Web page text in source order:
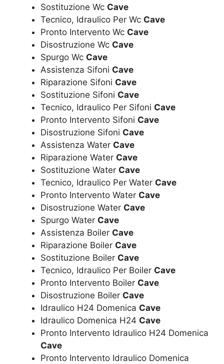
Sostituzione Wc Cave
Tecnico, Idraulico Per Wc Cave
Pronto Intervento Wc Cave
Disostruzione Wc Cave
Spurgo Wc Cave
Assistenza Sifoni Cave
Riparazione Sifoni Cave
Sostituzione Sifoni Cave
Tecnico, Idraulico Per Sifoni Cave
Pronto Intervento Sifoni Cave
Disostruzione Sifoni Cave
Assistenza Water Cave
Riparazione Water Cave
Sostituzione Water Cave
Tecnico, Idraulico Per Water Cave
Pronto Intervento Water Cave
Disostruzione Water Cave
Spurgo Water Cave
Assistenza Boiler Cave
Riparazione Boiler Cave
Sostituzione Boiler Cave
Tecnico, Idraulico Per Boiler Cave
Pronto Intervento Boiler Cave
Disostruzione Boiler Cave
Idraulico H24 Domenica Cave
Idraulico Domenica H24 Cave
Pronto Intervento Idraulico H24 Domenica
Cave
Pronto Intervento Idraulico Domenica